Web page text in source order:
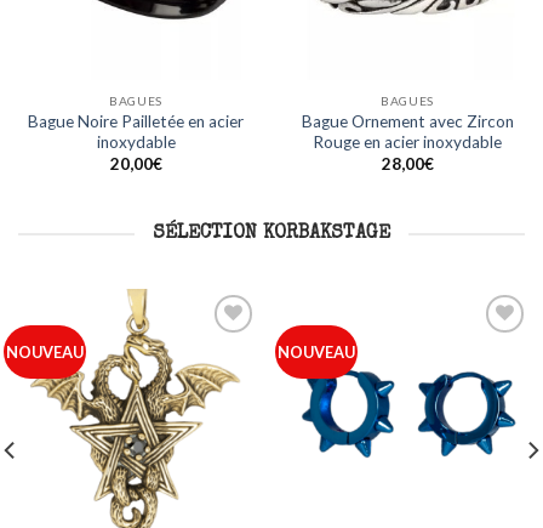
BAGUES
Bague Noire Pailletée en acier
inoxydable
20,00€
BAGUES
Bague Ornement avec Zircon
Rouge en acier inoxydable
28,00€
SÉLECTION KORBAKSTAGE
NOUVEAU
à ma
liste
NOUVEAU
liste